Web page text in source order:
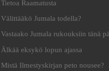
Tietoa Raamatusta
Välittääkö Jumala todella?
Vastaako Jumala rukouksiin tänä
Älkää eksykö lopun ajassa
Mistä Ilmestyskirjan peto nousee?